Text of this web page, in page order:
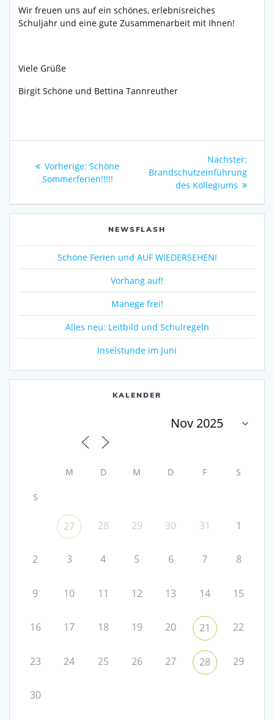
Wir freuen uns auf ein schönes, erlebnisreiches
Schuljahr und eine gute Zusammenarbeit mit Ihnen!
Viele Grüße
Birgit Schöne und Bettina Tannreuther
Vorherige: Vorheriger
Beitrag:
Schöne
Sommerferien!!!!!
Nächster:
Brandschutzeinführung
des Kollegiums
NEWSFLASH
Schöne Ferien und AUF WIEDERSEHEN!
Vorhang auf!
Manege frei!
Alles neu: Leitbild und Schulregeln
Inselstunde im Juni
KALENDER
M D M D F S
S
27 28 29 30 31 1
2 3 4 5 6 7 8
9 10 11 12 13 14 15
16 17 18 19 20 21 22
23 24 25 26 27 28 29
30